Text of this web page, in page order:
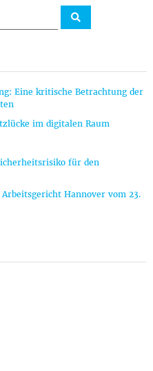
S
Eine kritische Betrachtung der
im digitalen Raum
für den
Hannover vom 23.